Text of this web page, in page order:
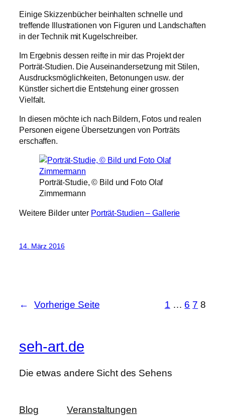
Einige Skizzenbücher beinhalten schnelle und
treffende Illustrationen von Figuren und Landschaften
in der Technik mit Kugelschreiber.
Im Ergebnis dessen reifte in mir das Projekt der
Porträt-Studien. Die Auseinandersetzung mit Stilen,
Ausdrucksmöglichkeiten, Betonungen usw. der
Künstler sichert die Entstehung einer grossen
Vielfalt.
In diesen möchte ich nach Bildern, Fotos und realen
Personen eigene Übersetzungen von Porträts
erschaffen.
Porträt-Studie, © Bild und Foto Olaf
Zimmermann
Weitere Bilder unter Porträt-Studien – Gallerie
14. März 2016
← Vorherige Seite 1 … 6 7 8
seh-art.de
Die etwas andere Sicht des Sehens
Blog Veranstaltungen